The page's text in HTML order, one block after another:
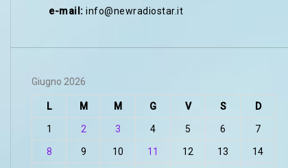
e-mail: info@newradiostar.it
Giugno 2026
L M M G V S D
1 2 3 4 5 6 7
8 9 10 11 12 13 14